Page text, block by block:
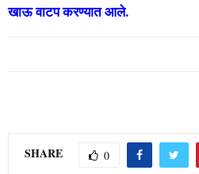
खाऊ वाटप करण्यात आले.
SHARE 0